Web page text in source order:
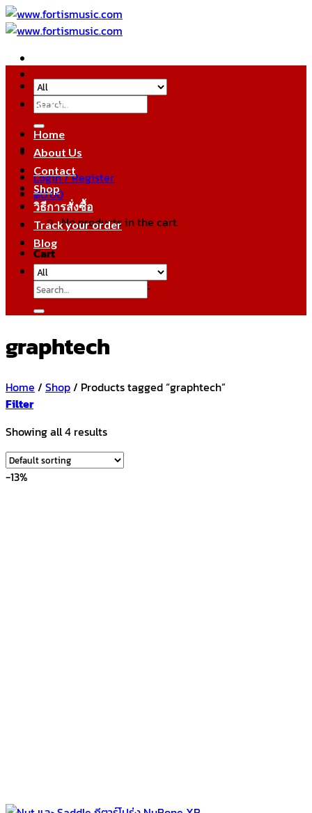
Skip
to
Search
for:
Login / Register
฿0.00
No products in the cart.
Cart
No products in the cart.
หมวดหมู่สินค้า
Home
About Us
Contact
Shop
วิธีการสั่งซื้อ
Track your order
Blog
Search
for:
graphtech
Home / Shop/ Products tagged “graphtech”
Filter
Showing all 4 results
-13%